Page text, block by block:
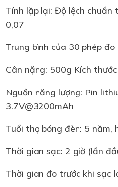
Tính lặp lại: Độ lệch chuẩn
0,07
Trung bình của 30 phép
Cân nặng: 500g Kích
Nguồn năng lượng: Pin
3.7V@3200mAh
Tuổi thọ bóng đèn: 5 năm,
Thời gian sạc: 2 giờ (lần
Thời gian đo trước khi sạc